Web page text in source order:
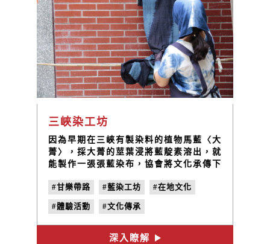
三峽染工坊
因為早期在三峽有製染料的植物馬藍〈大
菁〉，採大菁的莖葉浸將藍靛素溶出，就
能製作一張張藍染布，協會將文化承傳下
了單調的布料變得富有生命力，成為獨特
的藝術品。」
#甘樂帶路 #藍染工坊 #在地文化
#體驗活動 #文化傳承
深入瞭解